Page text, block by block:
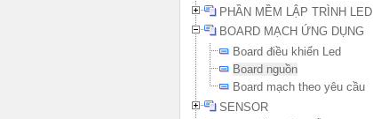
PHẦN MỀM LẬP TRÌNH LED
BOARD MẠCH ỨNG DỤNG
Board điều khiển Led
Board nguồn
Board mạch theo yêu cầu
SENSOR